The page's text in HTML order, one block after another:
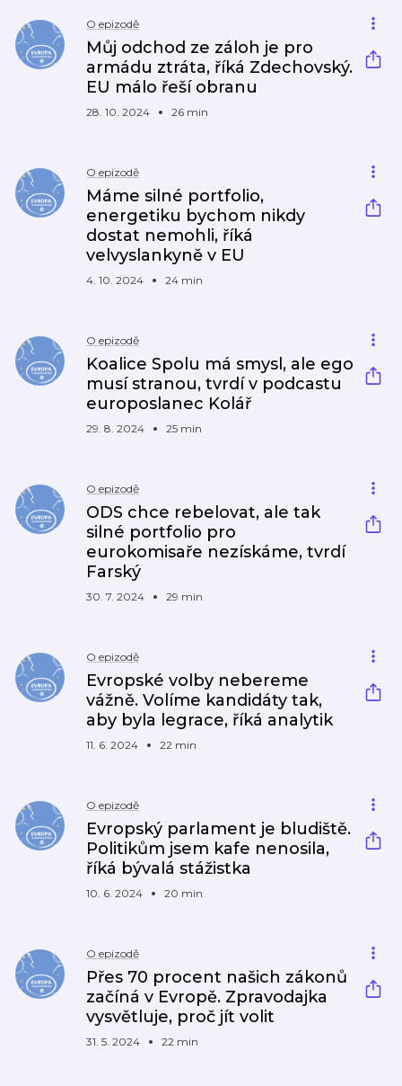
O epizodě
Můj odchod ze záloh je pro
armádu ztráta, říká Zdechovský.
EU málo řeší obranu
28. 10. 2024 26 min
O epizodě
Máme silné portfolio,
energetiku bychom nikdy
dostat nemohli, říká
velvyslankyně v EU
4. 10. 2024 24 min
O epizodě
Koalice Spolu má smysl, ale ego
musí stranou, tvrdí v podcastu
europoslanec Kolář
29. 8. 2024 25 min
O epizodě
ODS chce rebelovat, ale tak
silné portfolio pro
eurokomisaře nezískáme, tvrdí
Farský
30. 7. 2024 29 min
O epizodě
Evropské volby nebereme
vážně. Volíme kandidáty tak,
aby byla legrace, říká analytik
11. 6. 2024 22 min
O epizodě
Evropský parlament je bludiště.
Politikům jsem kafe nenosila,
říká bývalá stážistka
10. 6. 2024 20 min
O epizodě
Přes 70 procent našich zákonů
začíná v Evropě. Zpravodajka
vysvětluje, proč jít volit
31. 5. 2024 22 min